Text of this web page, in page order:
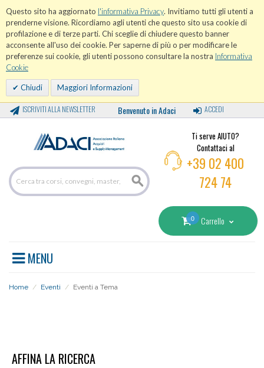
Questo sito ha aggiornato l'informativa Privacy. Invitiamo tutti gli utenti a
prenderne visione. Ricordiamo agli utenti che questo sito usa cookie di
profilazione e di terze parti. Chi sceglie di chiudere questo banner
acconsente all'uso dei cookie. Per saperne di più o per modificare le
preferenze sui cookie, gli utenti possono consultare la nostra Informativa
Cookie
Chiudi Maggiori Informazioni
ISCRIVITI ALLA NEWSLETTER Benvenuto in Adaci ACCEDI
Ti serve AIUTO?
Contattaci al
+39 02 400
724 74
0 Carrello
MENU
Home / Eventi / Eventi a Tema
AFFINA LA RICERCA